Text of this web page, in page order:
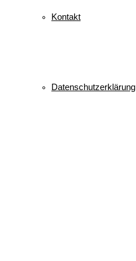
Kontakt
Datenschutzerklärung